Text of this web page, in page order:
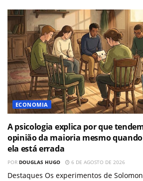
ECONOMIA
A psicologia explica por que
opinião da maioria mesmo
ela está errada
POR DOUGLAS HUGO 6 DE AGOSTO DE 2026
Destaques Os experimentos de